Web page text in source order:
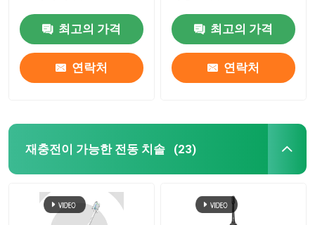
최고의 가격
연락처
최고의 가격
연락처
재충전이 가능한 전동 치솔 (23)